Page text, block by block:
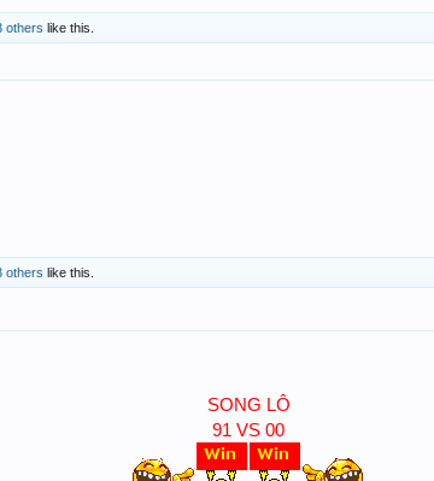
others like this.
others like this.
SONG LÔ
91 VS 00